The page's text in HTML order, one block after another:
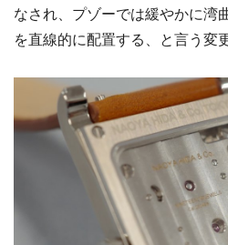
なされ、プゾーでは緩やかに湾
を直線的に配置する、と言う変